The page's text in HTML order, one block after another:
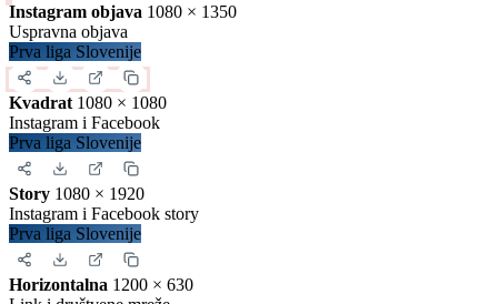
Instagram objava 1080 × 1350
Uspravna objava
Prva liga Slovenije
Kvadrat 1080 × 1080
Instagram i Facebook
Prva liga Slovenije
Story 1080 × 1920
Instagram i Facebook story
Prva liga Slovenije
Horizontalna 1200 × 630